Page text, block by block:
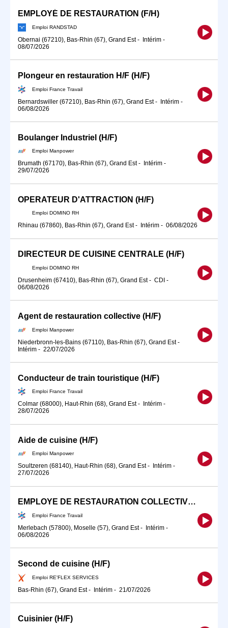
EMPLOYÉ DE RESTAURATION (F/H)
Emploi RANDSTAD
Obernai (67210), Bas-Rhin (67), Grand Est- Intérim -
08/07/2026
Plongeur en restauration H/F (H/F)
Emploi France Travail
Bernardswiller (67210), Bas-Rhin (67), Grand Est- Intérim -
06/08/2026
Boulanger Industriel (H/F)
Emploi Manpower
Brumath (67170), Bas-Rhin (67), Grand Est- Intérim -
29/07/2026
OPERATEUR D'ATTRACTION (H/F)
Emploi DOMINO RH
Rhinau (67860), Bas-Rhin (67), Grand Est- Intérim - 06/08/2026
DIRECTEUR DE CUISINE CENTRALE (H/F)
Emploi DOMINO RH
Drusenheim (67410), Bas-Rhin (67), Grand Est- CDI -
06/08/2026
Agent de restauration collective (H/F)
Emploi Manpower
Niederbronn-les-Bains (67110), Bas-Rhin (67), Grand Est-
Intérim - 22/07/2026
Conducteur de train touristique (H/F)
Emploi France Travail
Colmar (68000), Haut-Rhin (68), Grand Est- Intérim -
28/07/2026
Aide de cuisine (H/F)
Emploi Manpower
Soultzeren (68140), Haut-Rhin (68), Grand Est- Intérim -
27/07/2026
EMPLOYE DE RESTAURATION COLLECTIVE (H/F)
Emploi France Travail
Merlebach (57800), Moselle (57), Grand Est- Intérim -
06/08/2026
Second de cuisine (H/F)
Emploi RE'FLEX SERVICES
Bas-Rhin (67), Grand Est- Intérim - 21/07/2026
Cuisinier (H/F)